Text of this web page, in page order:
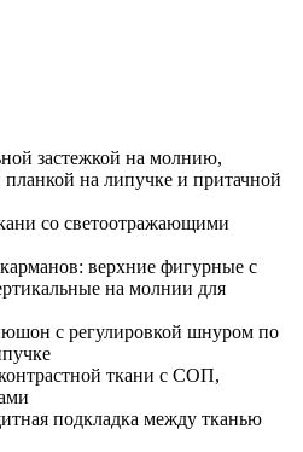
застежкой на молнию,
на липучке и притачной
со светоотражающими
верхние фигурные с
на молнии для
с регулировкой шнуром по
ткани с СОП,
подкладка между тканью